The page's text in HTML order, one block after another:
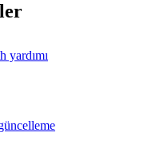
yardımı